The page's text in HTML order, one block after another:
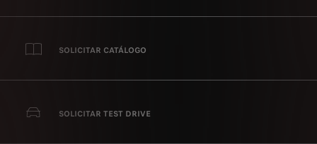
SOLICITAR CATÁLOGO
SOLICITAR TEST DRIVE